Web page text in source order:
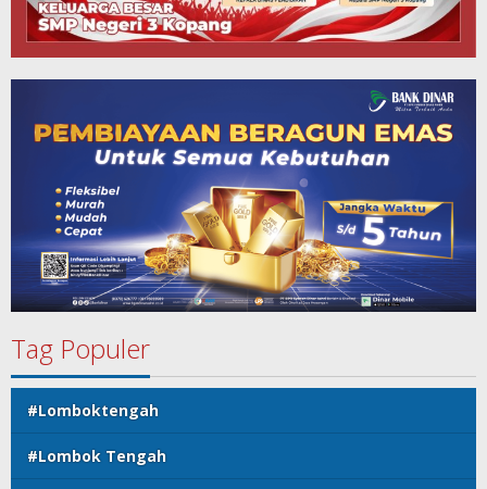
Tag Populer
#Lomboktengah
#Lombok Tengah